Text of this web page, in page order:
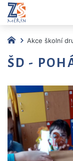
Akce školní
ŠD -